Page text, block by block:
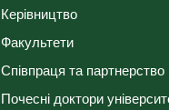
Керівництво
Факультети
Співпраця та партнерство
Почесні доктори